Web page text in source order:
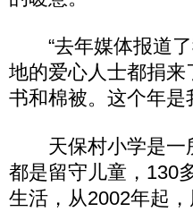
“去年媒体报道了
地的爱心人士都捐
书和棉被。这个年是
天保村小学是一
都是留守儿童，130
生活，从2002年起